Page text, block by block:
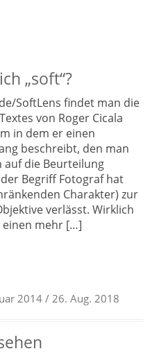
„soft“?
SoftLens findet man die
von Roger Cicala
in dem er einen
beschreibt, den man
auf die Beurteilung
Begriff Fotograf hat
Charakter) zur
verlässt. Wirklich
einen mehr […]
2014 / 26. Aug. 2018